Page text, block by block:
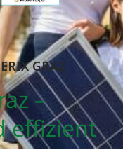
GRAZ
–
effizient